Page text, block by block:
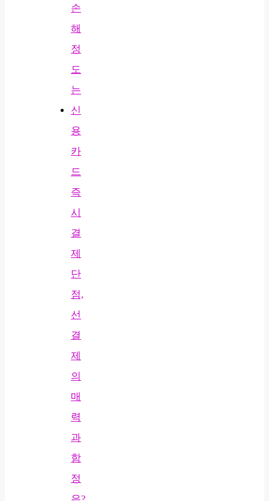
손
해
정
도
는
신
용
카
드
즉
시
결
제
단
점,
선
결
제
의
매
력
과
함
정